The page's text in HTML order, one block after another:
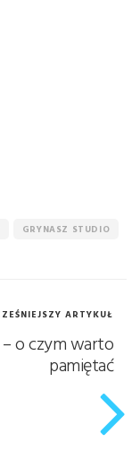
GRYNASZ STUDIO
ARTYKUŁ
o czym warto
pamiętać